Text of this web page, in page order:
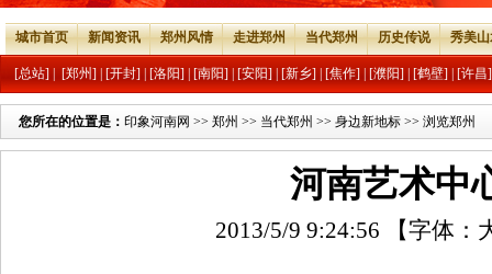
城市首页 新闻资讯 郑州风情 走进郑州 当代郑州 历史传说 秀美
[总站] [郑州] [开封] [洛阳] [南阳] [安阳] [新乡] [焦作] [濮阳] [鹤壁] [许昌]
您所在的位置是： 印象河南网 >> 郑州 >> 当代郑州 >> 身边新地标 >> 浏览郑州
河南艺术中
2013/5/9 9:24:56 【字体：